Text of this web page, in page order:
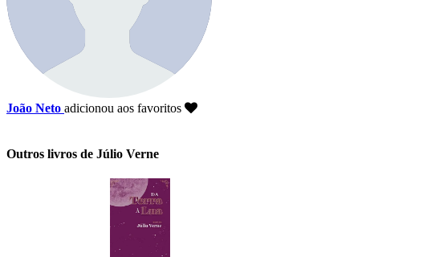
João Neto adicionou aos favoritos
Outros livros de Júlio Verne